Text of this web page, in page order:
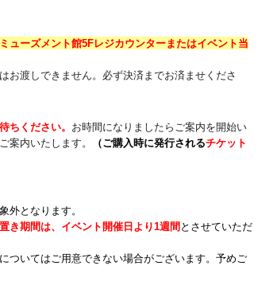
ューズメント館5Fレジカウンターまたはイベント当
お渡しできません。必ず決済までお済ませくださ
ちください。 お時間になりましたらご案内を開始い
案内いたします。
（ご購入時に発行されるチケット
外となります。
き期間は、イベント開催日より1週間とさせていただ
いてはご用意できない場合がございます。 予めご